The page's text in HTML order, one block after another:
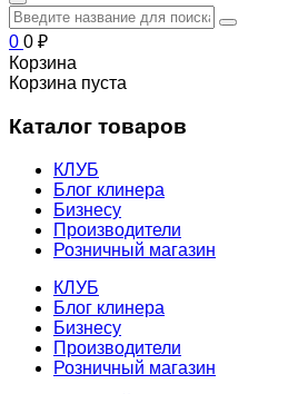
0 0 ₽
Корзина
Корзина пуста
Каталог товаров
КЛУБ
Блог клинера
Бизнесу
Производители
Розничный магазин
КЛУБ
Блог клинера
Бизнесу
Производители
Розничный магазин